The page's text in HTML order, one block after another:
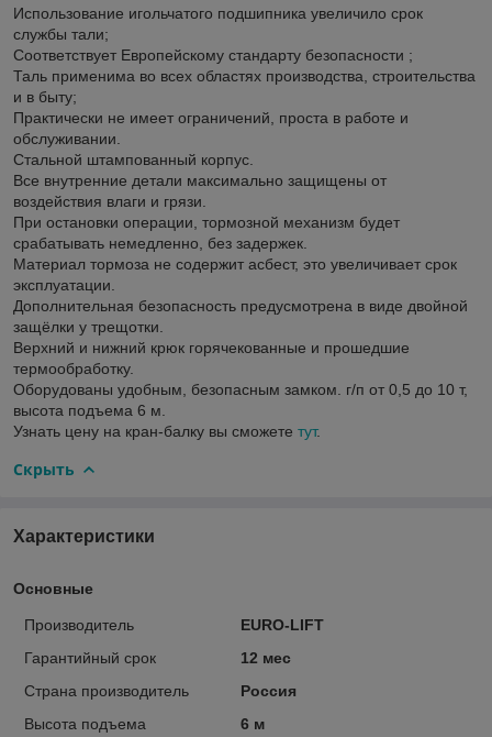
Использование игольчатого подшипника увеличило срок
службы тали;
Соответствует Европейскому стандарту безопасности ;
Таль применима во всех областях производства, строительства
и в быту;
Практически не имеет ограничений, проста в работе и
обслуживании.
Стальной штампованный корпус.
Все внутренние детали максимально защищены от
воздействия влаги и грязи.
При остановки операции, тормозной механизм будет
срабатывать немедленно, без задержек.
Материал тормоза не содержит асбест, это увеличивает срок
эксплуатации.
Дополнительная безопасность предусмотрена в виде двойной
защёлки у трещотки.
Верхний и нижний крюк горячекованные и прошедшие
термообработку.
Оборудованы удобным, безопасным замком. г/п от 0,5 до 10 т,
высота подъема 6 м.
Узнать цену на кран-балку вы сможете тут.
Скрыть
Характеристики
Основные
Производитель
EURO-LIFT
Гарантийный срок
12 мес
Страна производитель
Россия
Высота подъема
6 м